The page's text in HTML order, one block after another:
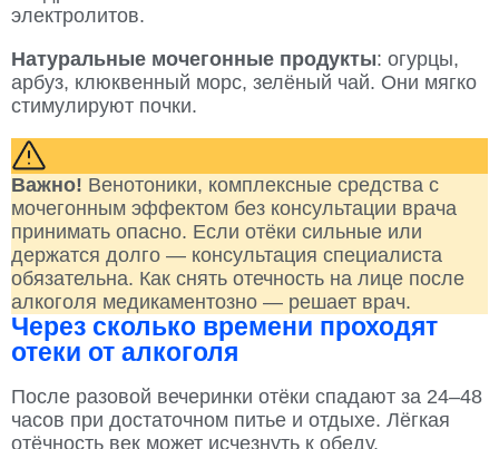
электролитов.
Натуральные мочегонные продукты: огурцы,
арбуз, клюквенный морс, зелёный чай. Они мягко
стимулируют почки.
Важно! Венотоники, комплексные средства с
мочегонным эффектом без консультации врача
принимать опасно. Если отёки сильные или
держатся долго — консультация специалиста
обязательна. Как снять отечность на лице после
алкоголя медикаментозно — решает врач.
Через сколько времени проходят
отеки от алкоголя
После разовой вечеринки отёки спадают за 24–48
часов при достаточном питье и отдыхе. Лёгкая
отёчность век может исчезнуть к обеду.